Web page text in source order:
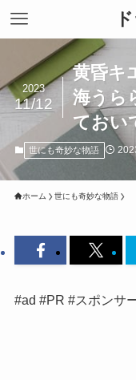
黄昏キ
海うら
ておい
2023
11/12
世にも奇妙な物語
ホーム 世にも奇妙な物語
#ad #PR #スポンサ